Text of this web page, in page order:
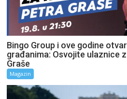
Bingo Group i ove godine
građanima: Osvojite ulaznice
Graše
Magazin